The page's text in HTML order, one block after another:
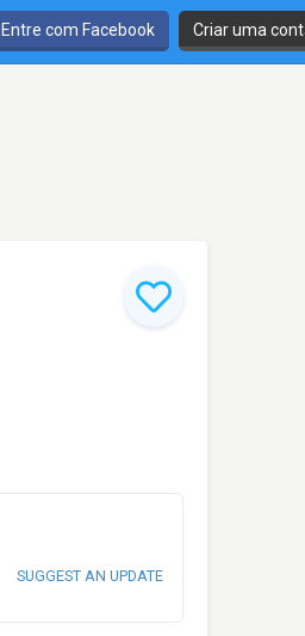
Entre com Facebook Criar uma
SUGGEST AN UPDATE